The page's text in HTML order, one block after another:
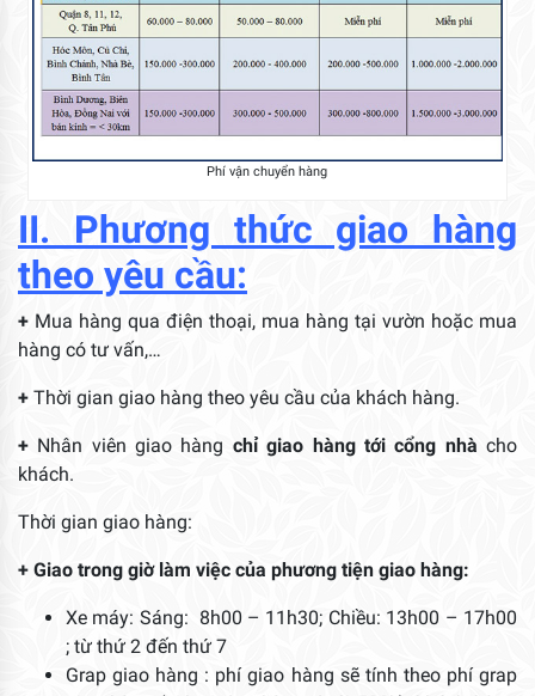
Phí vận chuyển hàng
II. Phương thức giao hàng
theo yêu cầu:
+ Mua hàng qua điện thoại, mua hàng tại vườn hoặc mua
hàng có tư vấn,…
+ Thời gian giao hàng theo yêu cầu của khách hàng.
+ Nhân viên giao hàng chỉ giao hàng tới cổng nhà cho
khách.
Thời gian giao hàng:
+ Giao trong giờ làm việc của phương tiện giao hàng:
Xe máy: Sáng: 8h00 – 11h30; Chiều: 13h00 – 17h00
; từ thứ 2 đến thứ 7
Grap giao hàng : phí giao hàng sẽ tính theo phí grap